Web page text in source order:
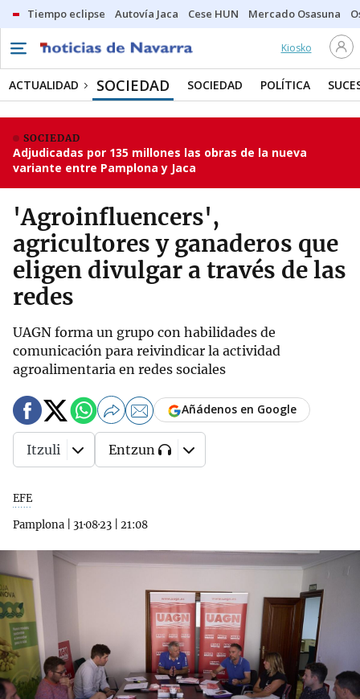
Tiempo eclipse Autovía Jaca Cese HUN Mercado Osasuna
Kiosko
ACTUALIDAD SOCIEDAD SOCIEDAD POLÍTICA
SOCIEDAD
Adjudicadas por 135 millones las obras de la nueva
variante entre Pamplona y Jaca
'Agroinfluencers',
agricultores y ganaderos que
eligen divulgar a través de las
redes
UAGN forma un grupo con habilidades de
comunicación para reivindicar la actividad
agroalimentaria en redes sociales
EFE
Pamplona
31·08·23 21:08
Añádenos en Google
Itzuli Entzun